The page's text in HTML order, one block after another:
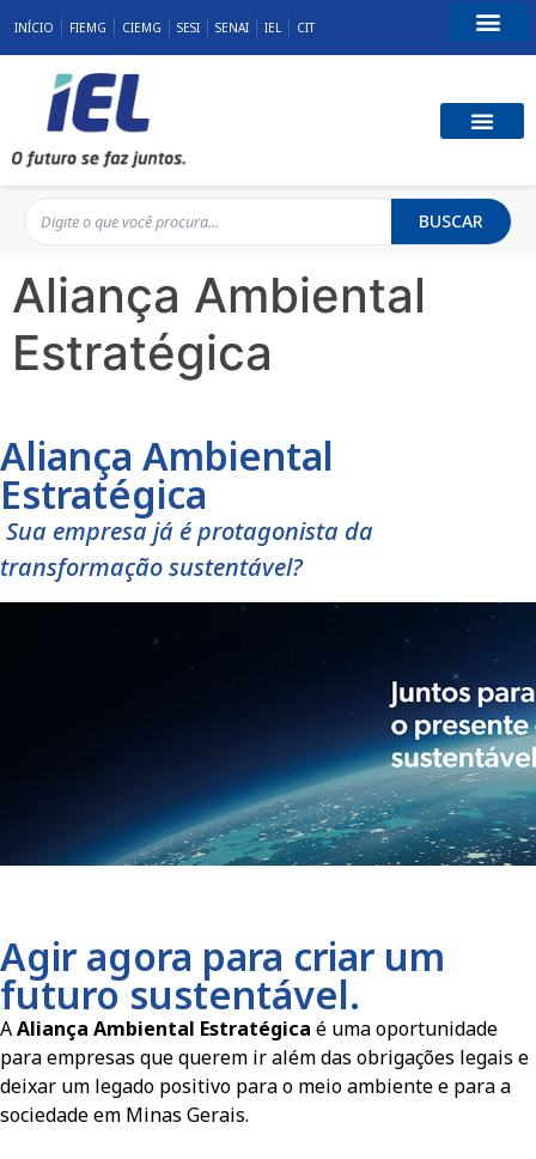
INÍCIO FIEMG CIEMG SESI SENAI IEL CIT
BUSCAR
Aliança Ambiental
Estratégica
Aliança Ambiental
Estratégica
Sua empresa já é protagonista da
transformação sustentável?
Agir agora para criar um
futuro sustentável.
AAliança Ambiental Estratégica é uma oportunidade
para empresas que querem ir além das obrigações legais e
deixar um legado positivo para o meio ambiente e para a
sociedade em Minas Gerais.